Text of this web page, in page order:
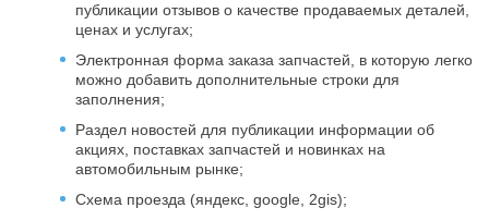
публикации отзывов о качестве продаваемых деталей,
ценах и услугах;
Электронная форма заказа запчастей, в которую легко
можно добавить дополнительные строки для
заполнения;
Раздел новостей для публикации информации об
акциях, поставках запчастей и новинках на
автомобильным рынке;
Схема проезда (яндекс, google, 2gis);